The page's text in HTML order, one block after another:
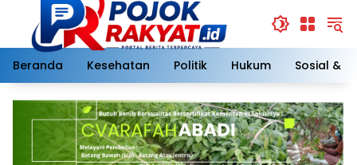
Langsung
konten
Beranda
Kesehatan Politik Hukum Sosial &